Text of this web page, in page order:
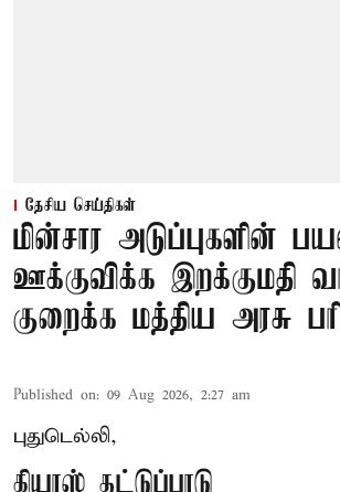
தேசிய செய்திகள்
மின்சார அடுப்புகளின்
ஊக்குவிக்க இறக்குமதி
குறைக்க மத்திய அரசு
Published on: 09 Aug 2026, 2:27 am
புதுடெல்லி,
கியாஸ் தட்டுப்பாடு